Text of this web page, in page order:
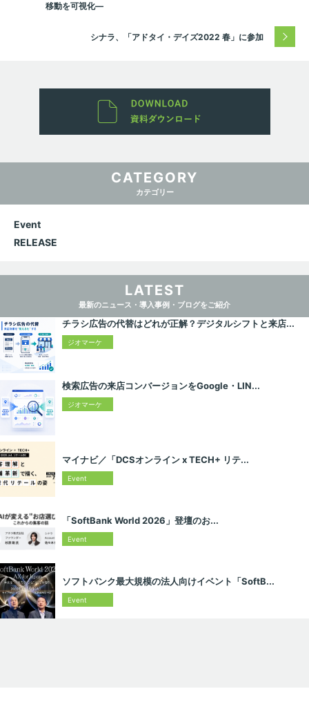
移動を可視化―
シナラ、「アドタイ・デイズ2022 春」に参加
CATEGORY
カテゴリー
Event
RELEASE
LATEST
最新のニュース・導入事例・ブログをご紹介
チラシ広告の代替はどれが正解？デジタルシフトと来店...
ジオマーケ
検索広告の来店コンバージョンをGoogle・LIN...
ジオマーケ
マイナビ／「DCSオンライン x TECH+ リテ...
Event
「SoftBank World 2026」登壇のお...
Event
ソフトバンク最大規模の法人向けイベント「SoftB...
Event